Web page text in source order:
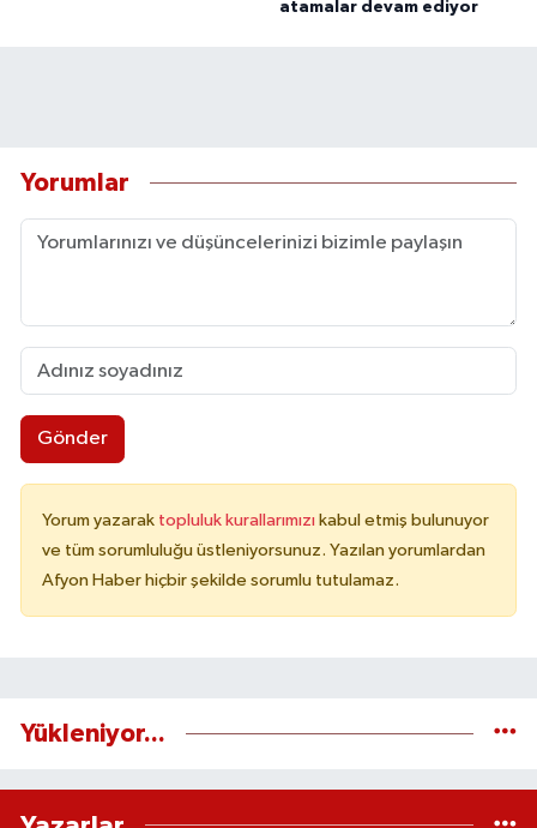
atamalar devam ediyor
Yorumlar
Gönder
Yorum yazarak topluluk kurallarımızı kabul etmiş bulunuyor
ve tüm sorumluluğu üstleniyorsunuz. Yazılan yorumlardan
Afyon Haber hiçbir şekilde sorumlu tutulamaz.
Yükleniyor...